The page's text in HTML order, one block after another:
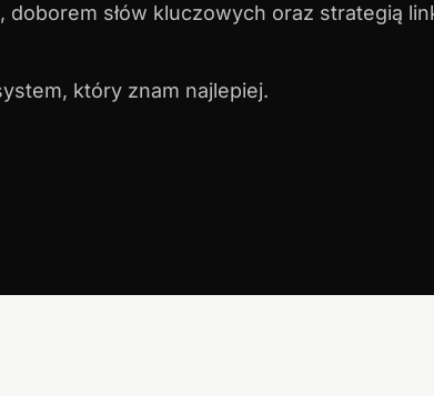
słów kluczowych oraz strategią
który znam najlepiej.